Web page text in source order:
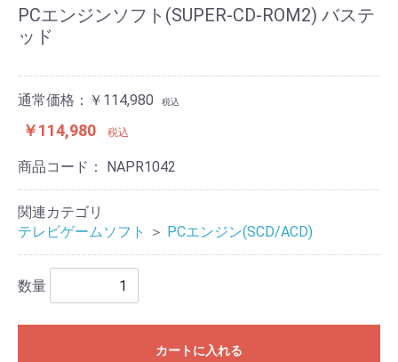
PCエンジンソフト(SUPER-CD-ROM2) バステ
ッド
通常価格：￥114,980 税込
￥114,980 税込
商品コード： NAPR1042
関連カテゴリ
テレビゲームソフト
＞ PCエンジン(SCD/ACD)
数量
カートに入れる